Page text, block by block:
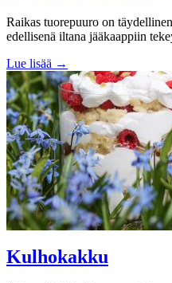
Raikas tuorepuuro on
edellisenä iltana jääkaappiin
Lue lisää →
Kulhokakku